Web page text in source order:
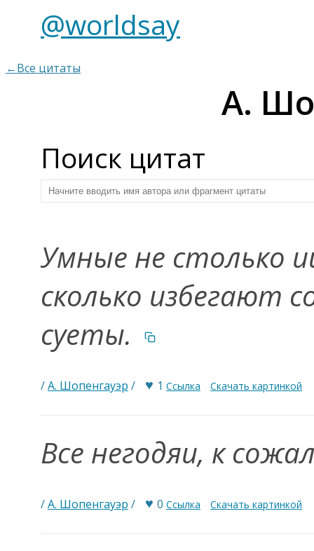
@worldsay
←Все цитаты
А.
Поиск цитат
Умные не столько
сколько избегают
суеты.
/А. Шопенгауэр / ♥ 1 Ссылка Скачать картинкой
Все негодяи, к
/А. Шопенгауэр / ♥ 0 Ссылка Скачать картинкой